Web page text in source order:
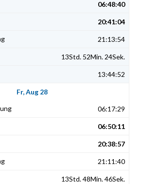
06:48:40
20:41:04
21:13:54
13Std. 52Min. 24Sek.
13:44:52
Fr, Aug 28
06:17:29
06:50:11
20:38:57
21:11:40
13Std. 48Min. 46Sek.